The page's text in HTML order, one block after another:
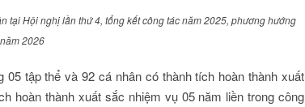
tại Hội nghị lần thứ 4, tổng kết công tác năm 2025, phương hướng
2026
tập thể và 92 cá nhân có thành tích hoàn thành xuất
hoàn thành xuất sắc nhiệm vụ 05 năm liền trong công